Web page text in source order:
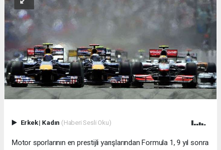
Erkek| Kadın (Haberi Sesli Oku)
Motor sporlarının en prestijli yarışlarından Formula 1, 9 yıl sonra